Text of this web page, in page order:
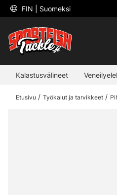
FIN | Suomeksi
Kalastusvälineet
Etusivu Työkalut ja tarvikkeet